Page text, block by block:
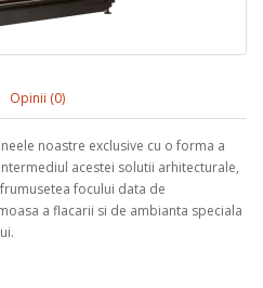
Opinii (0)
noastre exclusive cu o forma a
acestei solutii arhitecturale,
focului data de
a flacarii si de ambianta speciala